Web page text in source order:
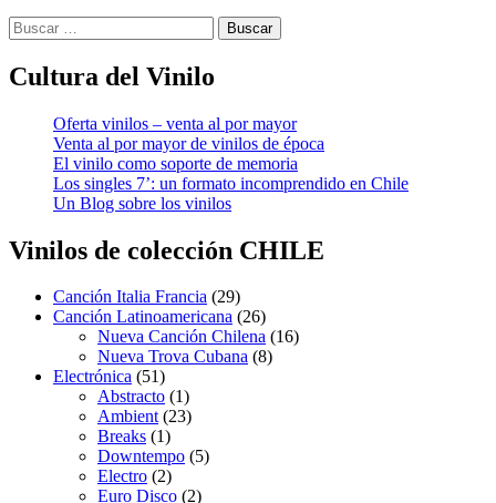
$75.000. $67.500.
Buscar:
Cultura del Vinilo
Oferta vinilos – venta al por mayor
Venta al por mayor de vinilos de época
El vinilo como soporte de memoria
Los singles 7’: un formato incomprendido en Chile
Un Blog sobre los vinilos
Vinilos de colección CHILE
Canción Italia Francia 2929
productos
Canción Latinoamericana 2626
productos
Nueva Canción Chilena 1616
Nueva Trova Cubana 88
Electrónica 5151
productos
Abstracto 11
producto
Ambient 2323
Breaks 11
producto
Downtempo 55
Electro 22
productos
Euro Disco 22